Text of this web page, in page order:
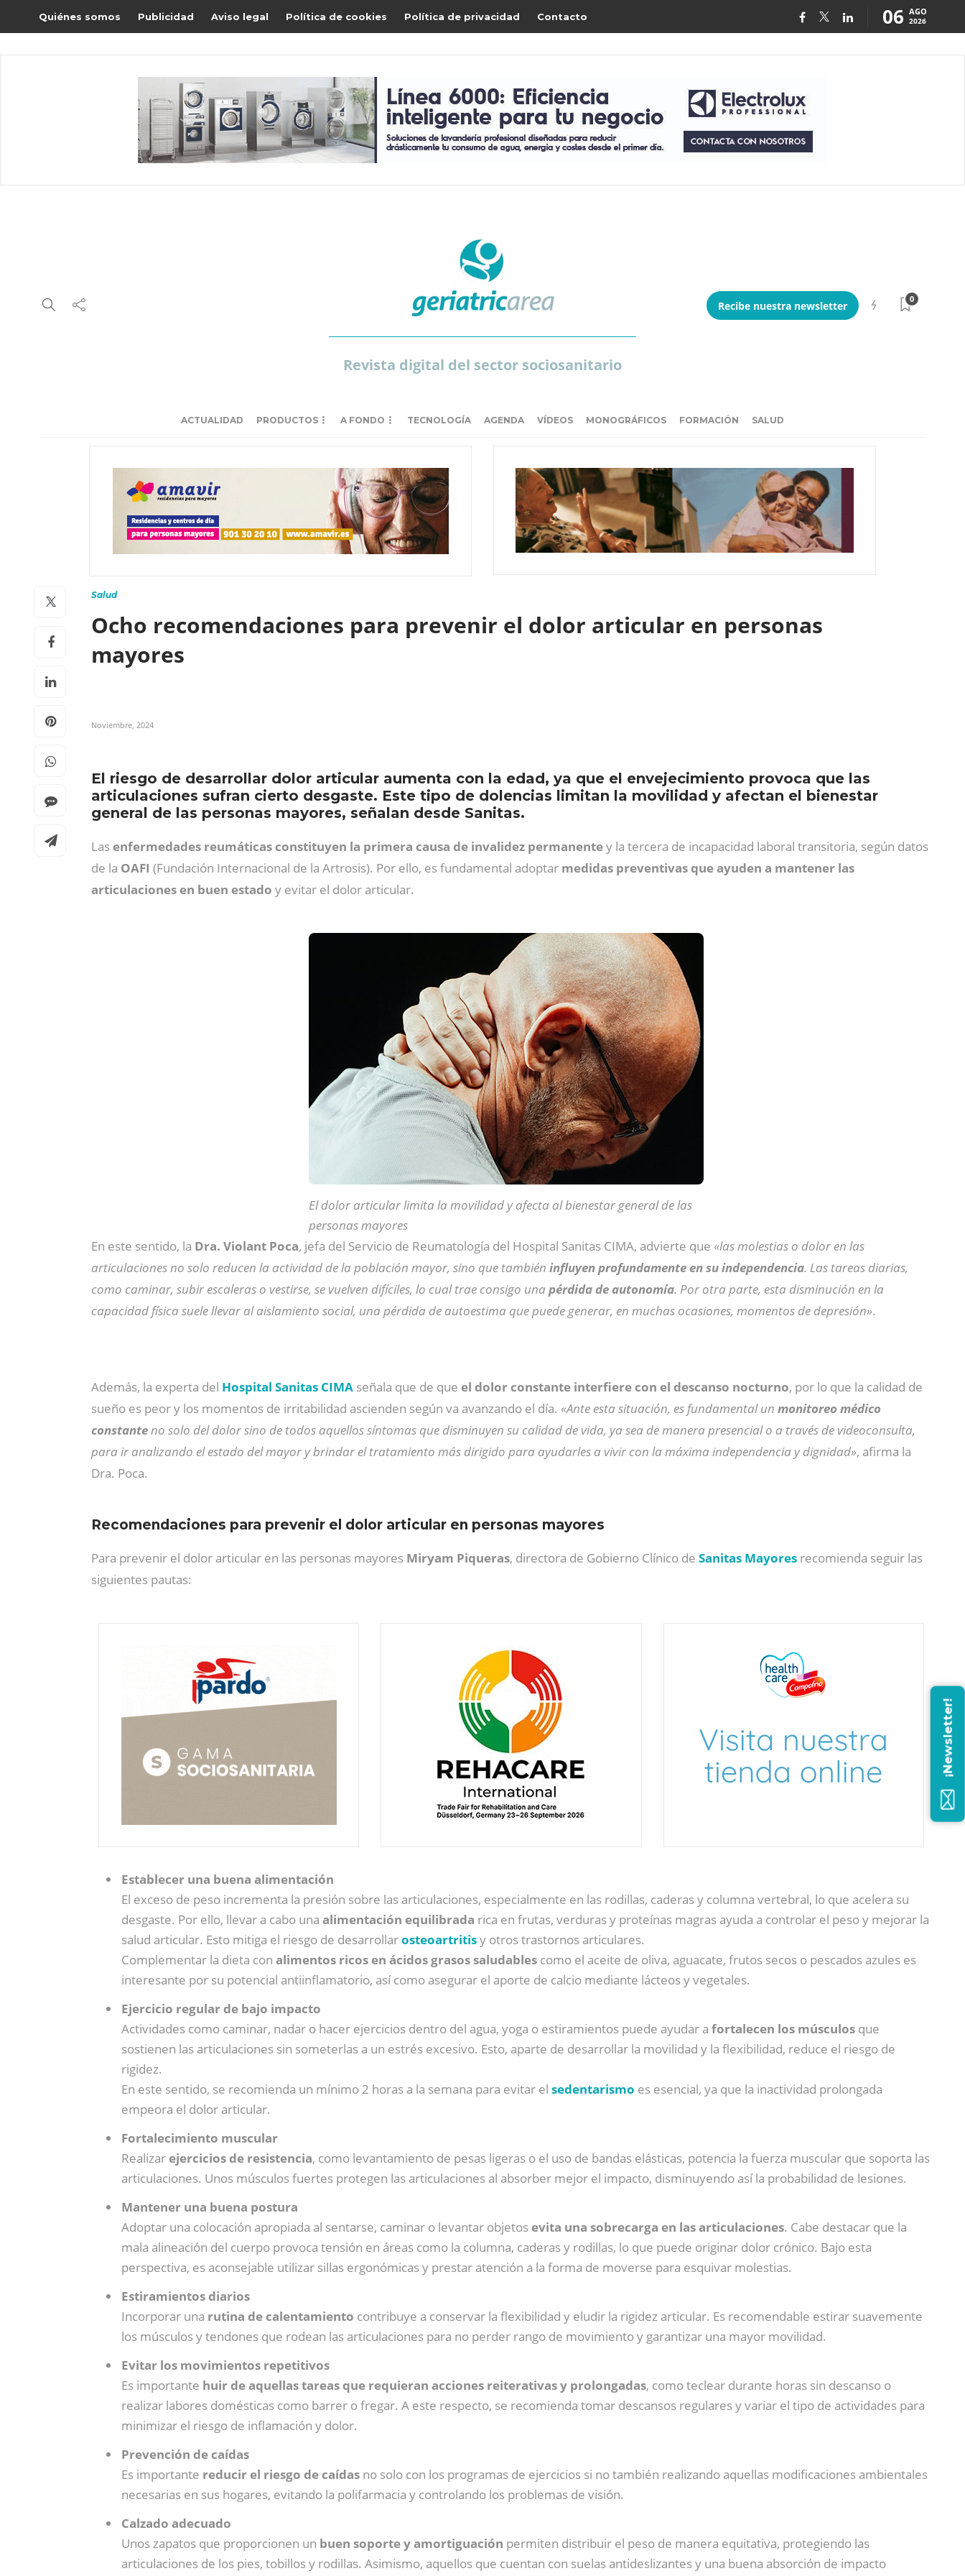
Quiénes somos Publicidad Aviso legal Política de cookies Política de privacidad Contacto 06 AGO
2026
Revista digital del sector sociosanitario
Recibe nuestra newsletter
0
ACTUALIDAD PRODUCTOS A FONDO TECNOLOGÍA AGENDA VÍDEOS MONOGRÁFICOS FORMACIÓN SALUD
Salud
Ocho recomendaciones para prevenir el dolor articular en personas
mayores
Noviembre, 2024
El riesgo de desarrollar dolor articular aumenta con la edad, ya que el envejecimiento provoca que las
articulaciones sufran cierto desgaste. Este tipo de dolencias limitan la movilidad y afectan el bienestar
general de las personas mayores, señalan desde Sanitas.
Lasenfermedades reumáticas constituyen la primera causa de invalidez permanentey la tercera de incapacidad laboral transitoria, según datos
de la OAFI (Fundación Internacional de la Artrosis). Por ello, es fundamental adoptar medidas preventivas que ayuden a mantener las
articulaciones en buen estado y evitar el dolor articular.
El dolor articular limita la movilidad y afecta al bienestar general de las
personas mayores
En este sentido, la Dra. Violant Poca, jefa del Servicio de Reumatología del Hospital Sanitas CIMA, advierte que «las molestias o dolor en las
articulaciones no solo reducen la actividad de la población mayor, sino que también influyen profundamente en su independencia. Las tareas diarias,
como caminar, subir escaleras o vestirse, se vuelven difíciles, lo cual trae consigo una pérdida de autonomía. Por otra parte, esta disminución en la
capacidad física suele llevar al aislamiento social, una pérdida de autoestima que puede generar, en muchas ocasiones, momentos de depresión».
Además, la experta del Hospital Sanitas CIMA señala que de que el dolor constante interfiere con el descanso nocturno, por lo que la calidad de
sueño es peor y los momentos de irritabilidad ascienden según va avanzando el día. «Ante esta situación, es fundamental un monitoreo médico
constanteno solo del dolor sino de todos aquellos síntomas que disminuyen su calidad de vida, ya sea de manera presencial o a través de videoconsulta,
para ir analizando el estado del mayor y brindar el tratamiento más dirigido para ayudarles a vivir con la máxima independencia y dignidad», afirma la
Dra. Poca.
Recomendaciones para prevenir el dolor articular en personas mayores
Para prevenir el dolor articular en las personas mayores Miryam Piqueras, directora de Gobierno Clínico de Sanitas Mayores recomienda seguir las
siguientes pautas:
Establecer una buena alimentación
El exceso de peso incrementa la presión sobre las articulaciones, especialmente en las rodillas, caderas y columna vertebral, lo que acelera su
desgaste. Por ello, llevar a cabo una alimentación equilibrada rica en frutas, verduras y proteínas magras ayuda a controlar el peso y mejorar la
salud articular. Esto mitiga el riesgo de desarrollarosteoartritisy otros trastornos articulares.
Complementar la dieta con alimentos ricos en ácidos grasos saludables como el aceite de oliva, aguacate, frutos secos o pescados azules es
interesante por su potencial antiinflamatorio, así como asegurar el aporte de calcio mediante lácteos y vegetales.
Ejercicio regular de bajo impacto
Actividades como caminar, nadar o hacer ejercicios dentro del agua, yoga o estiramientos puede ayudar a fortalecen los músculos que
sostienen las articulaciones sin someterlas a un estrés excesivo. Esto, aparte de desarrollar la movilidad y la flexibilidad, reduce el riesgo de
rigidez.
En este sentido, se recomienda un mínimo 2 horas a la semana para evitar el sedentarismo es esencial, ya que la inactividad prolongada
empeora el dolor articular.
Fortalecimiento muscular
Realizarejercicios de resistencia, como levantamiento de pesas ligeras o el uso de bandas elásticas, potencia la fuerza muscular que soporta las
articulaciones. Unos músculos fuertes protegen las articulaciones al absorber mejor el impacto, disminuyendo así la probabilidad de lesiones.
Mantener una buena postura
Adoptar una colocación apropiada al sentarse, caminar o levantar objetosevita una sobrecarga en las articulaciones. Cabe destacar que la
mala alineación del cuerpo provoca tensión en áreas como la columna, caderas y rodillas, lo que puede originar dolor crónico. Bajo esta
perspectiva, es aconsejable utilizar sillas ergonómicas y prestar atención a la forma de moverse para esquivar molestias.
Estiramientos diarios
Incorporar una rutina de calentamiento contribuye a conservar la flexibilidad y eludir la rigidez articular. Es recomendable estirar suavemente
los músculos y tendones que rodean las articulaciones para no perder rango de movimiento y garantizar una mayor movilidad.
Evitar los movimientos repetitivos
Es importante huir de aquellas tareas que requieran acciones reiterativas y prolongadas, como teclear durante horas sin descanso o
realizar labores domésticas como barrer o fregar. A este respecto, se recomienda tomar descansos regulares y variar el tipo de actividades para
minimizar el riesgo de inflamación y dolor.
Prevención de caídas
Es importante reducir el riesgo de caídas no solo con los programas de ejercicios si no también realizando aquellas modificaciones ambientales
necesarias en sus hogares, evitando la polifarmacia y controlando los problemas de visión.
Calzado adecuado
Unos zapatos que proporcionen un buen soporte y amortiguación permiten distribuir el peso de manera equitativa, protegiendo las
articulaciones de los pies, tobillos y rodillas. Asimismo, aquellos que cuentan con suelas antideslizantes y una buena absorción de impacto
¡Newsletter!